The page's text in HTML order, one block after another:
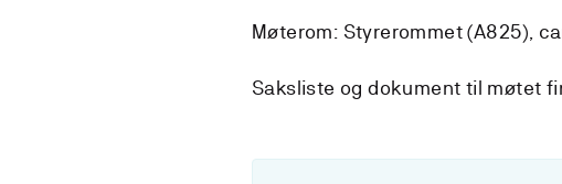
Møterom: Styrerommet (A825),
Saksliste og dokument til møtet